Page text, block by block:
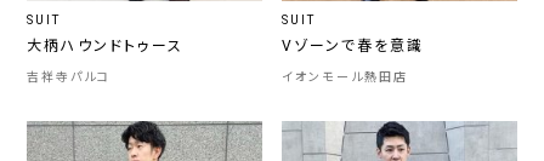
SUIT
大柄ハウンドトゥース
吉祥寺パルコ
SUIT
Vゾーンで春を意識
イオンモール熱田店